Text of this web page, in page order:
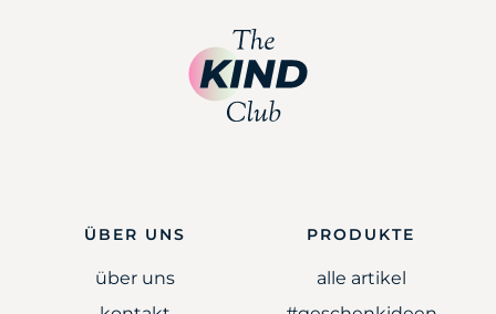
ÜBER UNS
über uns
PRODUKTE
alle artikel